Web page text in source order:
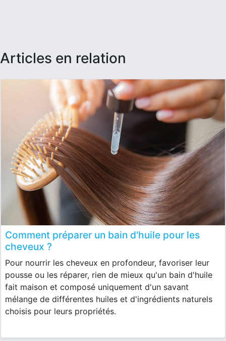
articles en relation
Comment préparer un bain d'huile pour les
cheveux ?
Pour nourrir les cheveux en profondeur, favoriser leur
pousse ou les réparer, rien de mieux qu'un bain d'huile
fait maison et composé uniquement d'un savant
mélange de différentes huiles et d'ingrédients naturels
choisis pour leurs propriétés.